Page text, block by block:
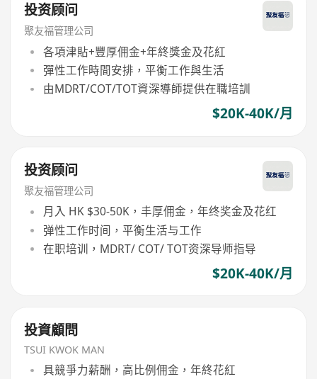
投资顾问
聚友福管理公司
各項津貼+豐厚佣金+年終獎金及花紅
彈性工作時間安排，平衡工作與生活
由MDRT/COT/TOT資深導師提供在職培訓
$20K-40K/月
投资顾问
聚友福管理公司
月入 HK $30-50K，丰厚佣金，年终奖金及花红
弹性工作时间，平衡生活与工作
在职培训，MDRT/ COT/ TOT资深导师指导
$20K-40K/月
投資顧問
TSUI KWOK MAN
具競爭力薪酬，高比例佣金，年終花紅